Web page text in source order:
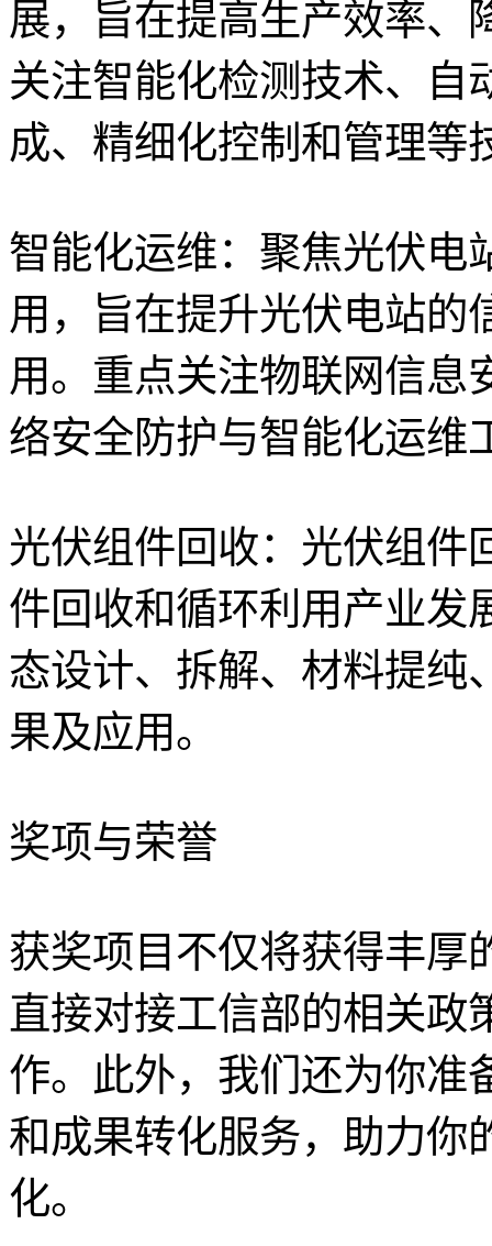
展，旨在提高生产效率、
关注智能化检测技术、自
成、精细化控制和管理等
智能化运维：聚焦光伏电
用，旨在提升光伏电站的
用。重点关注物联网信息
络安全防护与智能化运维
光伏组件回收：光伏组件
件回收和循环利用产业发
态设计、拆解、材料提纯
果及应用。
奖项与荣誉
获奖项目不仅将获得丰厚
直接对接工信部的相关政
作。此外，我们还为你准
和成果转化服务，助力你
化。